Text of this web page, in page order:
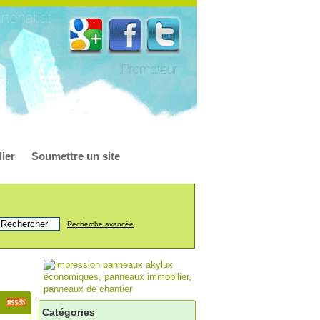
Soumettre un site
Recherche avancée
Catégories